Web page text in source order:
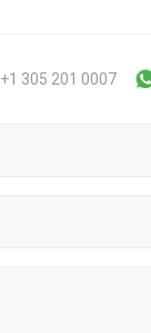
+1 305 201 0007